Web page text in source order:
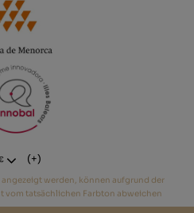
(+)
angezeigt werden, können aufgrund der
vom tatsächlichen Farbton abweichen